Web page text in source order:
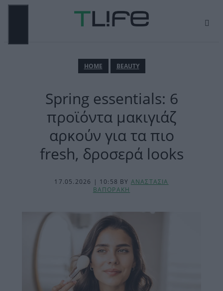
Μετάβαση
ΗΟΜΕ BEAUTY
Spring essentials: 6
προϊόντα μακιγιάζ
αρκούν για τα πιο
fresh, δροσερά looks
17.05.2026 | 10:58 BY ΑΝΑΣΤΑΣΙΑ
ΒΑΠΟΡΑΚΗ